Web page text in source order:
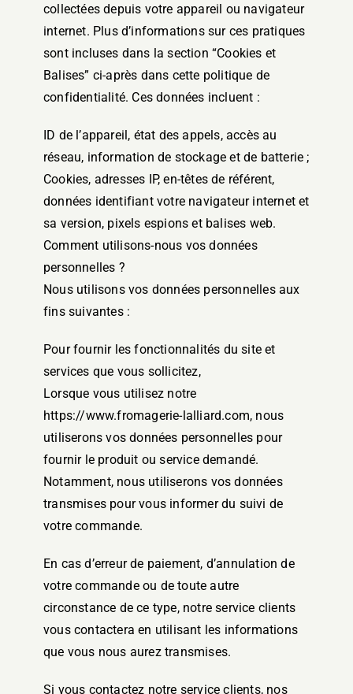
collectées depuis votre appareil ou navigateur
internet. Plus d’informations sur ces pratiques
sont incluses dans la section “Cookies et
Balises” ci-après dans cette politique de
confidentialité. Ces données incluent :
ID de l’appareil, état des appels, accès au
réseau, information de stockage et de batterie ;
Cookies, adresses IP, en-têtes de référent,
données identifiant votre navigateur internet et
sa version, pixels espions et balises web.
Comment utilisons-nous vos données
personnelles ?
Nous utilisons vos données personnelles aux
fins suivantes :
Pour fournir les fonctionnalités du site et
services que vous sollicitez,
Lorsque vous utilisez notre
https://www.fromagerie-lalliard.com, nous
utiliserons vos données personnelles pour
fournir le produit ou service demandé.
Notamment, nous utiliserons vos données
transmises pour vous informer du suivi de
votre commande.
En cas d’erreur de paiement, d’annulation de
votre commande ou de toute autre
circonstance de ce type, notre service clients
vous contactera en utilisant les informations
que vous nous aurez transmises.
Si vous contactez notre service clients, nos